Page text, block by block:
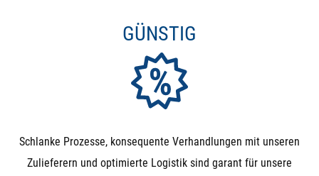
Kugelhähne verwenden. Alternativ können Sie 2
Magnetventile mit einem T-Stück so verbauen, dass Sie
ein 3-Wege-Ventil simulieren
Lange Einschaltdauern: Der Kopf des Magnetventils
GÜNSTIG
Schlanke Prozesse, konsequente Verhandlungen mit unseren
Zulieferern und optimierte Logistik sind garant für unsere